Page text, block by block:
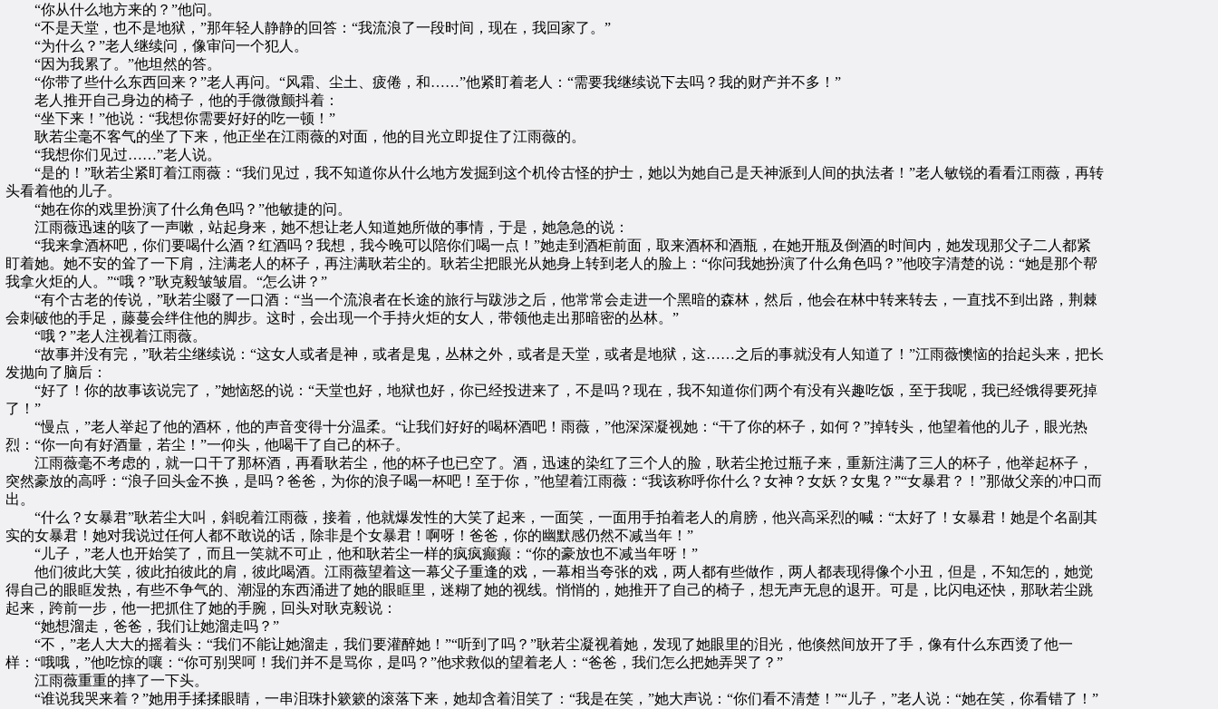
“你从什么地方来的？”他问。
“不是天堂，也不是地狱，”那年轻人静静的回答：“我流浪了一段时间，现在，我回家了。”
“为什么？”老人继续问，像审问一个犯人。
“因为我累了。”他坦然的答。
“你带了些什么东西回来？”老人再问。“风霜、尘土、疲倦，和……”他紧盯着老人：“需要我继续说下去吗？我的财产并不多！”
老人推开自己身边的椅子，他的手微微颤抖着：
“坐下来！”他说：“我想你需要好好的吃一顿！”
耿若尘毫不客气的坐了下来，他正坐在江雨薇的对面，他的目光立即捉住了江雨薇的。
“我想你们见过……”老人说。
“是的！”耿若尘紧盯着江雨薇：“我们见过，我不知道你从什么地方发掘到这个机伶古怪的护士，她以为她自己是天神派到人间的执法者！”老人敏锐的看看江雨薇，再转
头看着他的儿子。
“她在你的戏里扮演了什么角色吗？”他敏捷的问。
江雨薇迅速的咳了一声嗽，站起身来，她不想让老人知道她所做的事情，于是，她急急的说：
“我来拿酒杯吧，你们要喝什么酒？红酒吗？我想，我今晚可以陪你们喝一点！”她走到酒柜前面，取来酒杯和酒瓶，在她开瓶及倒酒的时间内，她发现那父子二人都紧
盯着她。她不安的耸了一下肩，注满老人的杯子，再注满耿若尘的。耿若尘把眼光从她身上转到老人的脸上：“你问我她扮演了什么角色吗？”他咬字清楚的说：“她是那个帮
我拿火炬的人。”“哦？”耿克毅皱皱眉。“怎么讲？”
“有个古老的传说，”耿若尘啜了一口酒：“当一个流浪者在长途的旅行与跋涉之后，他常常会走进一个黑暗的森林，然后，他会在林中转来转去，一直找不到出路，荆棘
会刺破他的手足，藤蔓会绊住他的脚步。这时，会出现一个手持火炬的女人，带领他走出那暗密的丛林。”
“哦？”老人注视着江雨薇。
“故事并没有完，”耿若尘继续说：“这女人或者是神，或者是鬼，丛林之外，或者是天堂，或者是地狱，这……之后的事就没有人知道了！”江雨薇懊恼的抬起头来，把长
发抛向了脑后：
“好了！你的故事该说完了，”她恼怒的说：“天堂也好，地狱也好，你已经投进来了，不是吗？现在，我不知道你们两个有没有兴趣吃饭，至于我呢，我已经饿得要死掉
了！”
“慢点，”老人举起了他的酒杯，他的声音变得十分温柔。“让我们好好的喝杯酒吧！雨薇，”他深深凝视她：“干了你的杯子，如何？”掉转头，他望着他的儿子，眼光热
烈：“你一向有好酒量，若尘！”一仰头，他喝干了自己的杯子。
江雨薇毫不考虑的，就一口干了那杯酒，再看耿若尘，他的杯子也已空了。酒，迅速的染红了三个人的脸，耿若尘抢过瓶子来，重新注满了三人的杯子，他举起杯子，
突然豪放的高呼：“浪子回头金不换，是吗？爸爸，为你的浪子喝一杯吧！至于你，”他望着江雨薇：“我该称呼你什么？女神？女妖？女鬼？”“女暴君？！”那做父亲的冲口而
出。
“什么？女暴君”耿若尘大叫，斜睨着江雨薇，接着，他就爆发性的大笑了起来，一面笑，一面用手拍着老人的肩膀，他兴高采烈的喊：“太好了！女暴君！她是个名副其
实的女暴君！她对我说过任何人都不敢说的话，除非是个女暴君！啊呀！爸爸，你的幽默感仍然不减当年！”
“儿子，”老人也开始笑了，而且一笑就不可止，他和耿若尘一样的疯疯癫癫：“你的豪放也不减当年呀！”
他们彼此大笑，彼此拍彼此的肩，彼此喝酒。江雨薇望着这一幕父子重逢的戏，一幕相当夸张的戏，两人都有些做作，两人都表现得像个小丑，但是，不知怎的，她觉
得自己的眼眶发热，有些不争气的、潮湿的东西涌进了她的眼眶里，迷糊了她的视线。悄悄的，她推开了自己的椅子，想无声无息的退开。可是，比闪电还快，那耿若尘跳
起来，跨前一步，他一把抓住了她的手腕，回头对耿克毅说：
“她想溜走，爸爸，我们让她溜走吗？”
“不，”老人大大的摇着头：“我们不能让她溜走，我们要灌醉她！”“听到了吗？”耿若尘凝视着她，发现了她眼里的泪光，他倏然间放开了手，像有什么东西烫了他一
样：“哦哦，”他吃惊的嚷：“你可别哭呵！我们并不是骂你，是吗？”他求救似的望着老人：“爸爸，我们怎么把她弄哭了？”
江雨薇重重的摔了一下头。
“谁说我哭来着？”她用手揉揉眼睛，一串泪珠扑簌簌的滚落下来，她却含着泪笑了：“我是在笑，”她大声说：“你们看不清楚！”“儿子，”老人说：“她在笑，你看错了！”